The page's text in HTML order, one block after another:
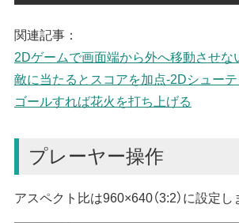
関連記事：
2Dゲームで画面端から外へ移動させな
敵に当たるとスコアを加点-2Dシュー
ゴールすれば花火を打ち上げる
プレーヤー操作
アスペクト比は960×640（3:2）に設定し